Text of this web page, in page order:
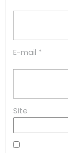
E-mail *
Site